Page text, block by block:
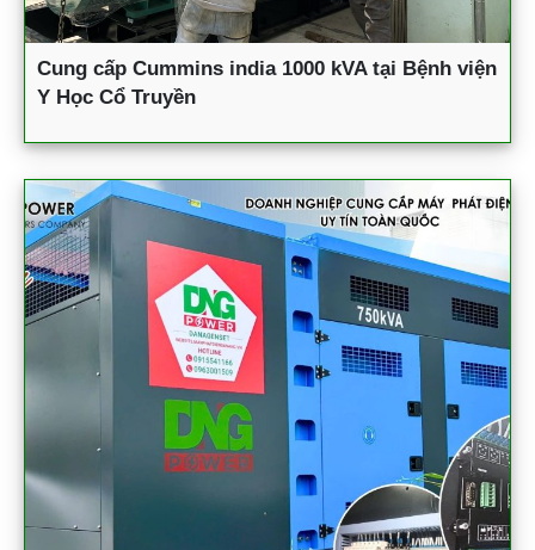
Cung cấp Cummins india 1000 kVA tại Bệnh viện
Y Học Cổ Truyền